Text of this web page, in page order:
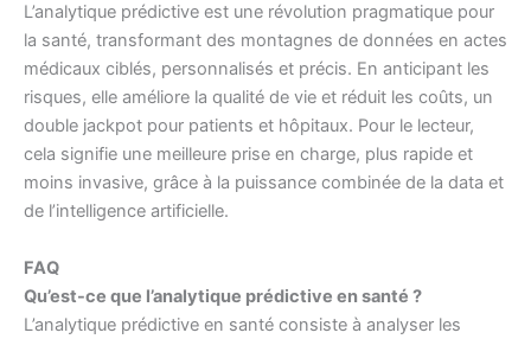
L’analytique prédictive est une révolution pragmatique pour
la santé, transformant des montagnes de données en actes
médicaux ciblés, personnalisés et précis. En anticipant les
risques, elle améliore la qualité de vie et réduit les coûts, un
double jackpot pour patients et hôpitaux. Pour le lecteur,
cela signifie une meilleure prise en charge, plus rapide et
moins invasive, grâce à la puissance combinée de la data et
de l’intelligence artificielle.
FAQ
Qu’est-ce que l’analytique prédictive en santé ?
L’analytique prédictive en santé consiste à analyser les